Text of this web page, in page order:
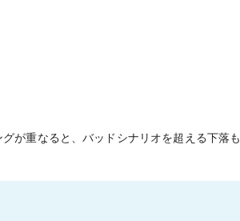
が重なると、バッドシナリオを超える下落も